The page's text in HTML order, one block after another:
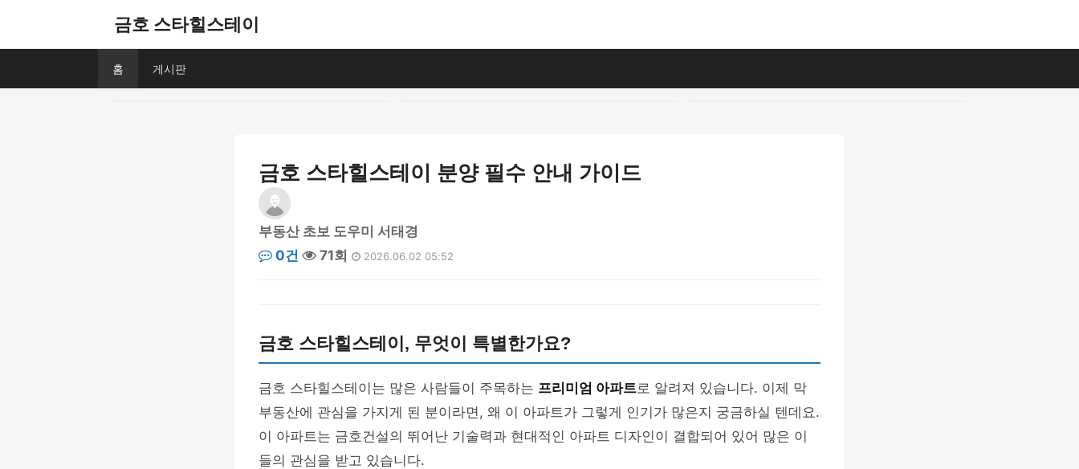
금호 스타힐스테이
홈 게시판
금호 스타힐스테이 분양 필수 안내 가이드
부동산 초보 도우미 서태경
0건
71회 2026.06.02 05:52
금호 스타힐스테이, 무엇이 특별한가요?
금호 스타힐스테이는 많은 사람들이 주목하는 프리미엄 아파트로 알려져 있습니다. 이제 막
부동산에 관심을 가지게 된 분이라면, 왜 이 아파트가 그렇게 인기가 많은지 궁금하실 텐데요.
이 아파트는 금호건설의 뛰어난 기술력과 현대적인 아파트 디자인이 결합되어 있어 많은 이
들의 관심을 받고 있습니다.